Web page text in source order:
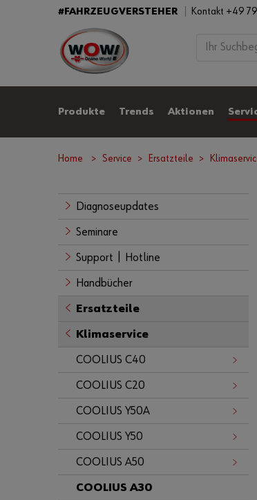
#FAHRZEUGVERSTEHER Kontakt +49
Produkte Trends Aktionen
Home Service Ersatzteile
Diagnoseupdates
Seminare
Support | Hotline
Handbücher
Ersatzteile
Klimaservice
COOLIUS C40
COOLIUS C20
COOLIUS Y50A
COOLIUS Y50
COOLIUS A50
COOLIUS A30